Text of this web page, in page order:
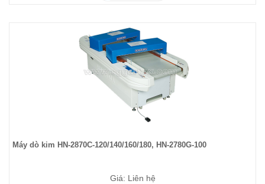
Máy dò kim HN-2870C-120/140/160/180, HN-2780G-100
Giá: Liên hệ